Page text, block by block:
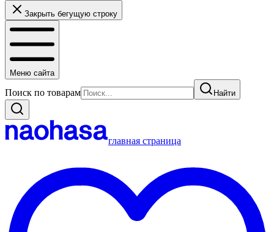
Закрыть бегущую строку
Меню сайта
Поиск по товарам Найти
главная страница